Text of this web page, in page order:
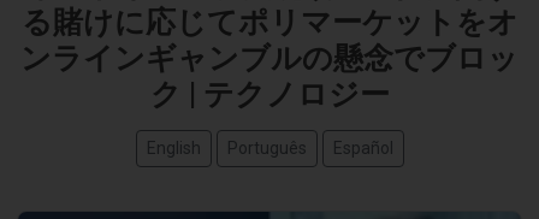
る賭けに応じてポリマーケットをオ
ンラインギャンブルの懸念でブロッ
ク | テクノロジー
English Português Español